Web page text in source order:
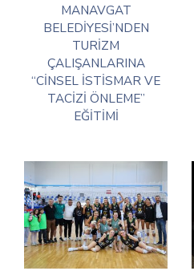
MANAVGAT
BELEDİYESİ’NDEN
TURİZM
ÇALIŞANLARINA
“CİNSEL İSTİSMAR VE
TACİZİ ÖNLEME”
EĞİTİMİ